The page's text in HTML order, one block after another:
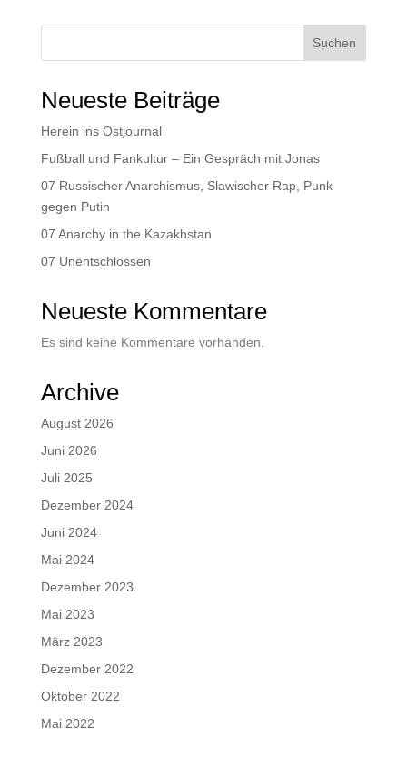
Suchen
Neueste Beiträge
Herein ins Ostjournal
Fußball und Fankultur – Ein Gespräch mit Jonas
07 Russischer Anarchismus, Slawischer Rap, Punk
gegen Putin
07 Anarchy in the Kazakhstan
07 Unentschlossen
Neueste Kommentare
Es sind keine Kommentare vorhanden.
Archive
August 2026
Juni 2026
Juli 2025
Dezember 2024
Juni 2024
Mai 2024
Dezember 2023
Mai 2023
März 2023
Dezember 2022
Oktober 2022
Mai 2022